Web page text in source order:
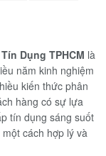
Dụng TPHCM là
năm kinh nghiệm
kiến thức phân
hàng có sự lựa
tín dụng sáng suốt
cách hợp lý và